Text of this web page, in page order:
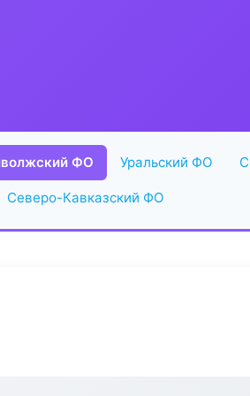
ФО Уральский ФО
Северо-Кавказский ФО